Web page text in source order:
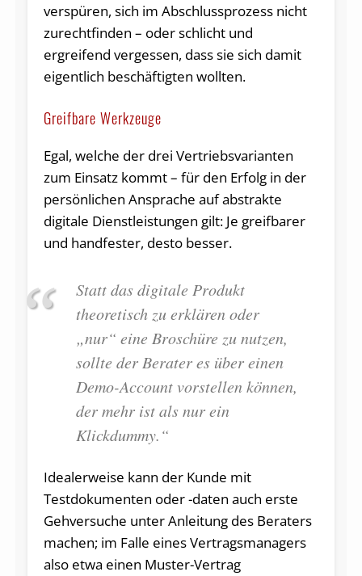
verspüren, sich im Abschlussprozess nicht
zurechtfinden – oder schlicht und
ergreifend vergessen, dass sie sich damit
eigentlich beschäftigten wollten.
Greifbare Werkzeuge
Egal, welche der drei Vertriebsvarianten
zum Einsatz kommt – für den Erfolg in der
persönlichen Ansprache auf abstrakte
digitale Dienstleistungen gilt: Je greifbarer
und handfester, desto besser.
Statt das digitale Produkt
theoretisch zu erklären oder
„nur“ eine Broschüre zu nutzen,
sollte der Berater es über einen
Demo-Account vorstellen können,
der mehr ist als nur ein
Klickdummy.“
Idealerweise kann der Kunde mit
Testdokumenten oder -daten auch erste
Gehversuche unter Anleitung des Beraters
machen; im Falle eines Vertragsmanagers
also etwa einen Muster-Vertrag